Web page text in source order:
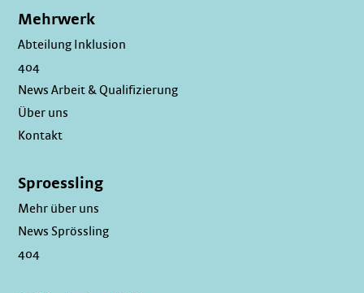
Mehrwerk
Abteilung Inklusion
404
News Arbeit & Qualifizierung
Über uns
Kontakt
Sproessling
Mehr über uns
News Sprössling
404